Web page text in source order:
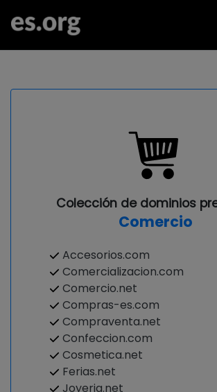
Colección de dominios
Comercio
Accesorios.com
Comercializacion.com
Comercio.net
Compras-es.com
Compraventa.net
Confeccion.com
Cosmetica.net
Ferias.net
Joyeria.net